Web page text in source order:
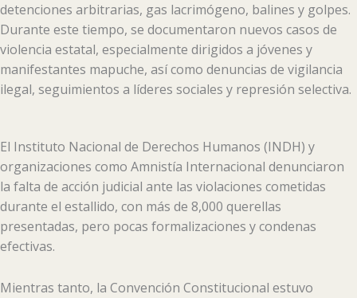
detenciones arbitrarias, gas lacrimógeno, balines y golpes.
Durante este tiempo, se documentaron nuevos casos de
violencia estatal, especialmente dirigidos a jóvenes y
manifestantes mapuche, así como denuncias de vigilancia
ilegal, seguimientos a líderes sociales y represión selectiva.
El Instituto Nacional de Derechos Humanos (INDH) y
organizaciones como Amnistía Internacional denunciaron
la falta de acción judicial ante las violaciones cometidas
durante el estallido, con más de 8,000 querellas
presentadas, pero pocas formalizaciones y condenas
efectivas.
Mientras tanto, la Convención Constitucional estuvo